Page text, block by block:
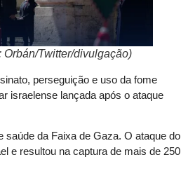
Twitter/divulgação)
perseguição e uso da fome
israelense lançada após o ataque
saúde da Faixa de Gaza. O ataque do
e resultou na captura de mais de 250